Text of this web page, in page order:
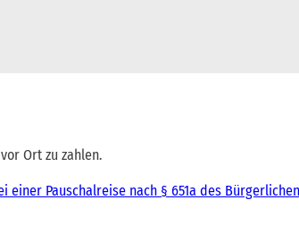
Ort zu zahlen.
Pauschalreise nach § 651a des